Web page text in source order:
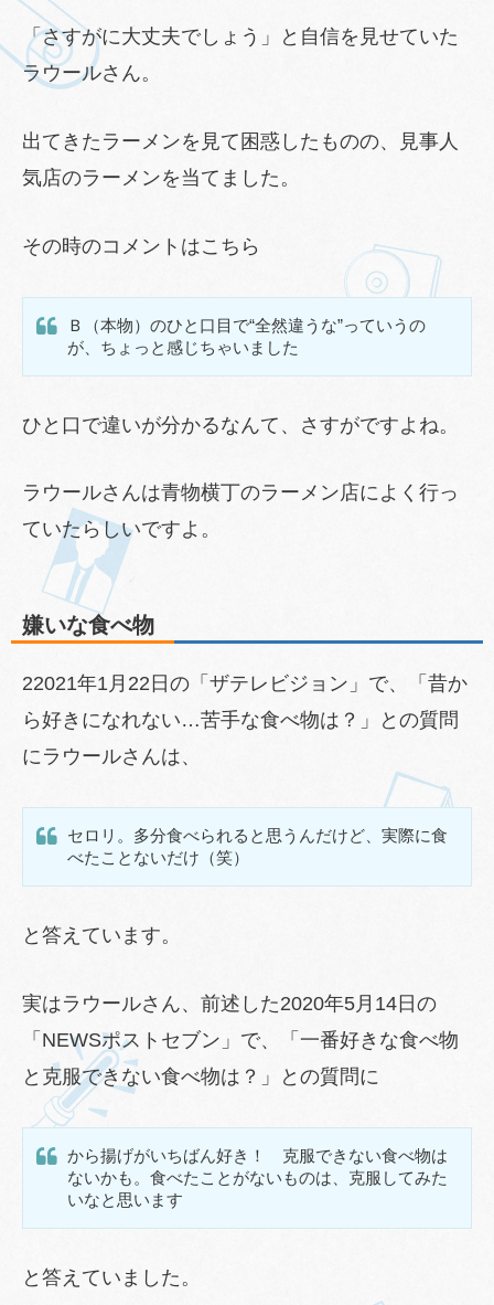
「さすがに大丈夫でしょう」と自信を見せていた
ラウールさん。
出てきたラーメンを見て困惑したものの、見事人
気店のラーメンを当てました。
その時のコメントはこちら
Ｂ（本物）のひと口目で“全然違うな”っていうの
が、ちょっと感じちゃいました
ひと口で違いが分かるなんて、さすがですよね。
ラウールさんは青物横丁のラーメン店によく行っ
ていたらしいですよ。
嫌いな食べ物
22021年1月22日の「ザテレビジョン」で、「昔か
ら好きになれない…苦手な食べ物は？」との質問
にラウールさんは、
セロリ。多分食べられると思うんだけど、実際に食
べたことないだけ（笑）
と答えています。
実はラウールさん、前述した2020年5月14日の
「NEWSポストセブン」で、「一番好きな食べ物
と克服できない食べ物は？」との質問に
から揚げがいちばん好き！ 克服できない食べ物は
ないかも。食べたことがないものは、克服してみた
いなと思います
と答えていました。